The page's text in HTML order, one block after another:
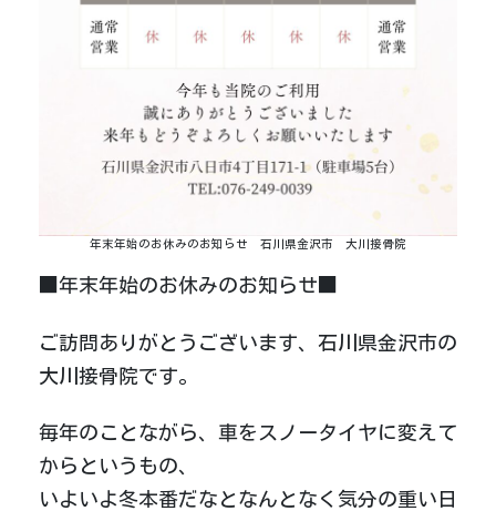
年末年始のお休みのお知らせ 石川県金沢市 大川接骨院
■年末年始のお休みのお知らせ■
ご訪問ありがとうございます、石川県金沢市の
大川接骨院です。
毎年のことながら、車をスノータイヤに変えて
からというもの、
いよいよ冬本番だなとなんとなく気分の重い日